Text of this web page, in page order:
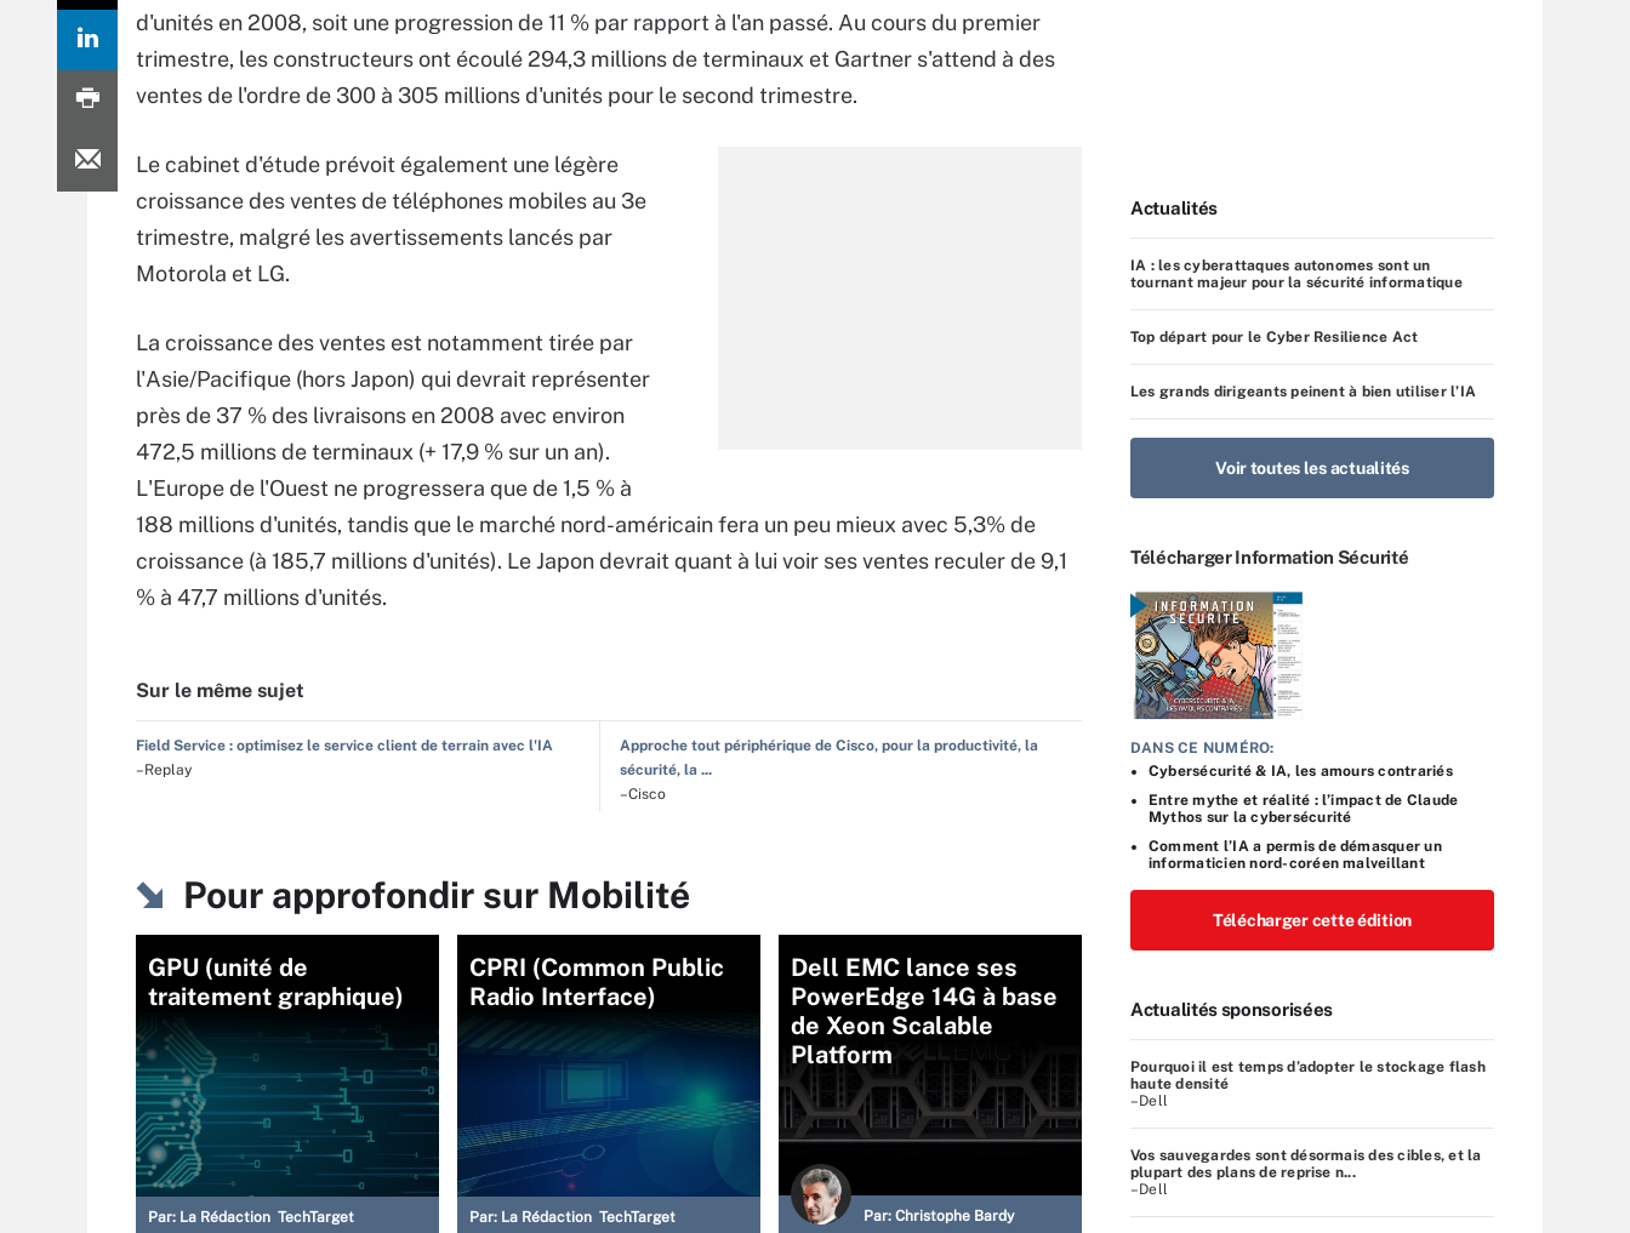
d'unités en 2008, soit une progression de 11 % par rapport à l'an passé. Au cours du premier
trimestre, les constructeurs ont écoulé 294,3 millions de terminaux et Gartner s'attend à des
ventes de l'ordre de 300 à 305 millions d'unités pour le second trimestre.
Le cabinet d'étude prévoit également une légère
croissance des ventes de téléphones mobiles au 3e
trimestre, malgré les avertissements lancés par
Motorola et LG.
La croissance des ventes est notamment tirée par
l'Asie/Pacifique (hors Japon) qui devrait représenter
près de 37 % des livraisons en 2008 avec environ
472,5 millions de terminaux (+ 17,9 % sur un an).
L'Europe de l'Ouest ne progressera que de 1,5 % à
188 millions d'unités, tandis que le marché nord-américain fera un peu mieux avec 5,3% de
croissance (à 185,7 millions d'unités). Le Japon devrait quant à lui voir ses ventes reculer de 9,1
% à 47,7 millions d'unités.
Sur le même sujet
Field Service : optimisez le service client de terrain avec l'IA
–Replay
Approche tout périphérique de Cisco, pour la productivité, la
sécurité, la ...
–Cisco
Pour approfondir sur Mobilité
GPU (unité de
traitement graphique)
Par: La Rédaction TechTarget
CPRI (Common Public
Radio Interface)
Par: La Rédaction TechTarget
Dell EMC lance ses
PowerEdge 14G à base
de Xeon Scalable
Platform
Par: Christophe Bardy
Actualités
IA : les cyberattaques autonomes sont un
tournant majeur pour la sécurité informatique
Top départ pour le Cyber Resilience Act
Les grands dirigeants peinent à bien utiliser l’IA
Voir toutes les actualités
Télécharger Information Sécurité
DANS CE NUMÉRO:
Cybersécurité & IA, les amours contrariés
Entre mythe et réalité : l’impact de Claude
Mythos sur la cybersécurité
Comment l’IA a permis de démasquer un
informaticien nord-coréen malveillant
Télécharger cette édition
Actualités sponsorisées
Pourquoi il est temps d’adopter le stockage flash
haute densité
–Dell
Vos sauvegardes sont désormais des cibles, et la
plupart des plans de reprise n...
–Dell